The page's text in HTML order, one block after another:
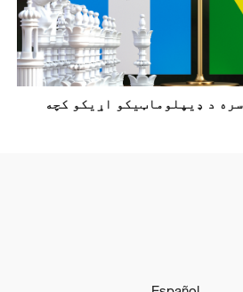
د ډیپلوماټیکو اړیکو کچه